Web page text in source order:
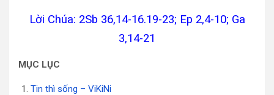
Lời Chúa: 2Sb 36,14-16.19-23; Ep 2,4-10; Ga
3,14-21
MỤC LỤC
Tin thì sống – ViKiNi